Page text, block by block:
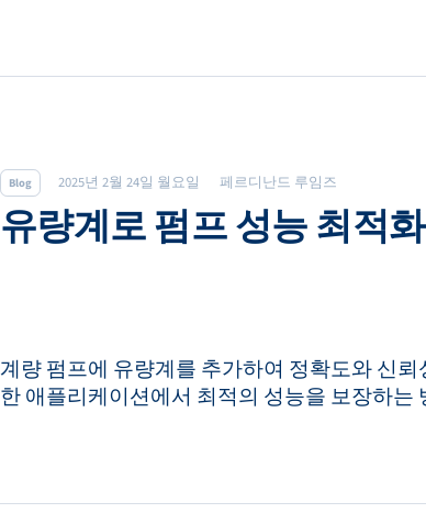
Blog 2025년 2월 24일 월요일 페르디난드 루임즈
유량계로 펌프 성능 최적화
계량 펌프에 유량계를 추가하여 정확도와 신
한 애플리케이션에서 최적의 성능을 보장하는